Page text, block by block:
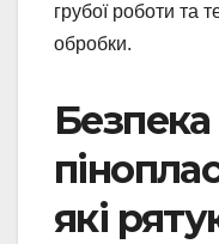
грубої роботи та
обробки.
Безпека
які